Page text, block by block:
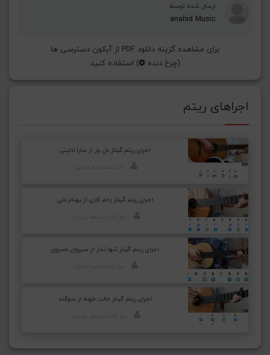
ارسال شده توسط
anahid Music
برای مشاهده گزینه دانلود PDF از آیکون دسترسی ها
(چرخ دنده ) استفاده کنید
اجراهای ریتم
اجرای ریتم گیتار دل یار از سارا نائینی
اجرای ریتم گیتار زخم کاری از بهنام بانی
اجرای ریتم گیتار تنها نذار از سیروان خسروی
اجرای ریتم گیتار حالت خوبه از سوگند